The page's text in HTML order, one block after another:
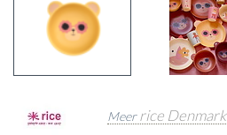
Meerrice Denmark